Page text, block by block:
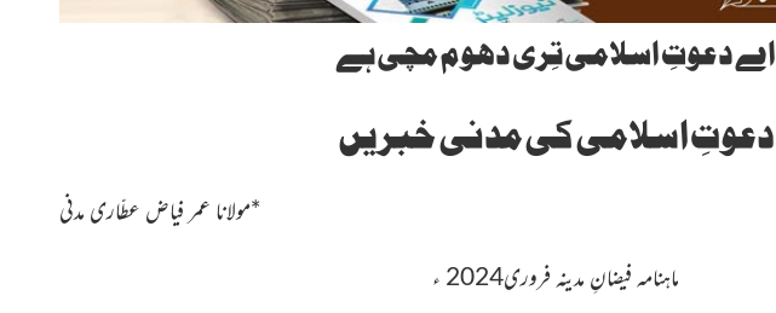
اے دعوتِ اسلامی تِری دھوم مچی ہے
دعوتِ اسلامی کی مدنی خبریں
*مولانا عمر فیاض عطّاری مدنی
ماہنامہ فیضانِ مدینہ فروری2024 ء